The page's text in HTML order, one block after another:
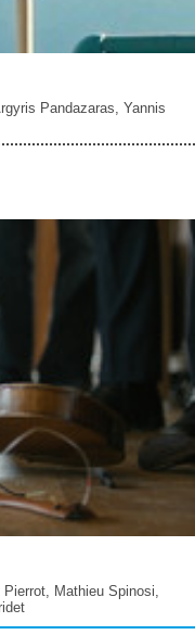
Pandazaras Yannis
Pierrot Mathieu Spinosi